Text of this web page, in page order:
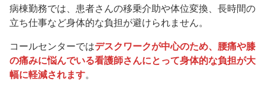
病棟勤務では、患者さんの移乗介助や体位変換、長時間の
立ち仕事など身体的な負担が避けられません。
コールセンターではデスクワークが中心のため、腰痛や膝
の痛みに悩んでいる看護師さんにとって身体的な負担が大
幅に軽減されます。